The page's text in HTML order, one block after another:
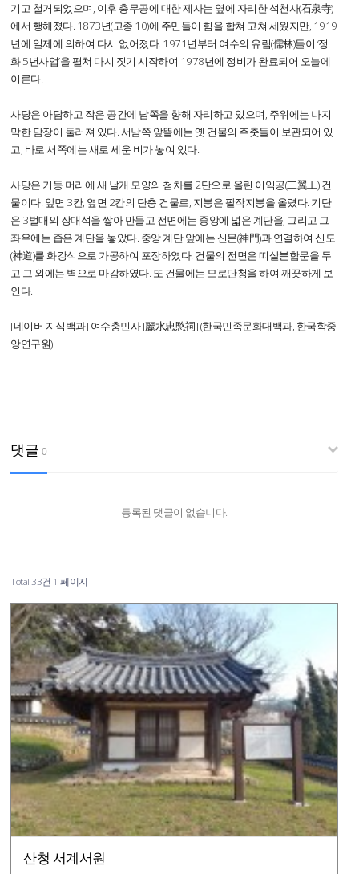
기고 철거되었으며, 이후 충무공에 대한 제사는 옆에 자리한 석천사(石泉寺)
에서 행해졌다. 1873년(고종 10)에 주민들이 힘을 합쳐 고쳐 세웠지만, 1919
년에 일제에 의하여 다시 없어졌다. 1971년부터 여수의 유림(儒林)들이 ‘정
화 5년사업’을 펼쳐 다시 짓기 시작하여 1978년에 정비가 완료되어 오늘에
이른다.
사당은 아담하고 작은 공간에 남쪽을 향해 자리하고 있으며, 주위에는 나지
막한 담장이 둘러져 있다. 서남쪽 앞뜰에는 옛 건물의 주춧돌이 보관되어 있
고, 바로 서쪽에는 새로 세운 비가 놓여 있다.
사당은 기둥 머리에 새 날개 모양의 첨차를 2단으로 올린 이익공(二翼工) 건
물이다. 앞면 3칸, 옆면 2칸의 단층 건물로, 지붕은 팔작지붕을 올렸다. 기단
은 3벌대의 장대석을 쌓아 만들고 전면에는 중앙에 넓은 계단을, 그리고 그
좌우에는 좁은 계단을 놓았다. 중앙 계단 앞에는 신문(神門)과 연결하여 신도
(神道)를 화강석으로 가공하여 포장하였다. 건물의 전면은 띠살분합문을 두
고 그 외에는 벽으로 마감하였다. 또 건물에는 모로단청을 하여 깨끗하게 보
인다.
[네이버 지식백과] 여수충민사 [麗水忠愍祠] (한국민족문화대백과, 한국학중
앙연구원)
댓글 0
등록된 댓글이 없습니다.
Total 33건 1 페이지
산청 서계서원